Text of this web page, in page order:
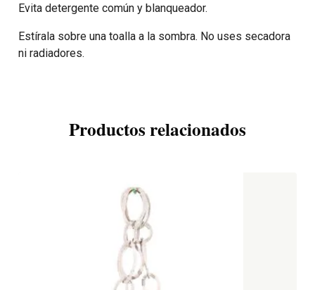
Evita detergente común y blanqueador.
Estírala sobre una toalla a la sombra. No uses secadora
ni radiadores.
Productos relacionados